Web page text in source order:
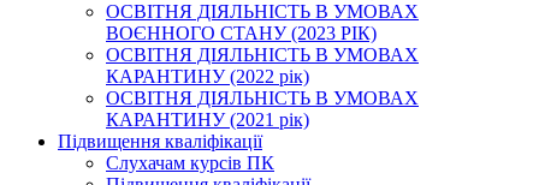
ОСВІТНЯ ДІЯЛЬНІСТЬ В УМОВАХ
ВОЄННОГО СТАНУ (2023 РІК)
ОСВІТНЯ ДІЯЛЬНІСТЬ В УМОВАХ
КАРАНТИНУ (2022 рік)
ОСВІТНЯ ДІЯЛЬНІСТЬ В УМОВАХ
КАРАНТИНУ (2021 рік)
Підвищення кваліфікації
Слухачам курсів ПК